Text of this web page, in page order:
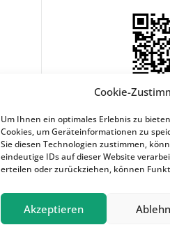
Cookie-
Um Ihnen ein optimales Erlebnis zu
Cookies, um Geräteinformationen zu
Sie diesen Technologien zustimmen,
eindeutige IDs auf dieser Website
erteilen oder zurückziehen, können
Akzeptieren